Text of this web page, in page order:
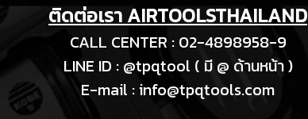
ติดต่อเรา AIRTOOLSTHAILAND
CALL CENTER : 02-4898958-9
LINE ID : @tpqtool ( มี @ ด้านหน้า )
E-mail :info@tpqtools.com